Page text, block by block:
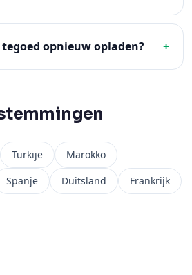
opnieuw opladen? +
Turkije
Marokko
Spanje Duitsland Frankrijk